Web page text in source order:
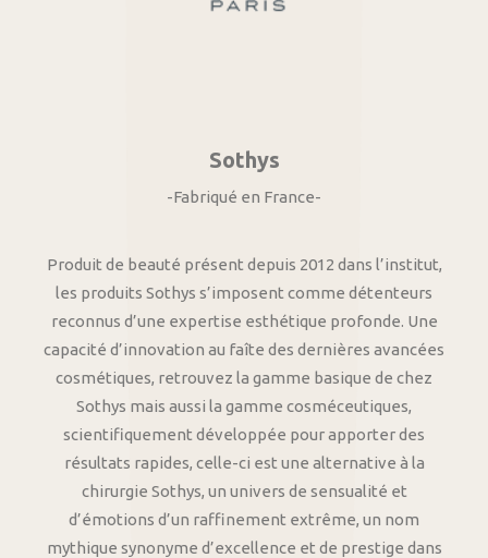
Sothys
-Fabriqué en France-
Produit de beauté présent depuis 2012 dans l’institut,
les produits Sothys s’imposent comme détenteurs
reconnus d’une expertise esthétique profonde. Une
capacité d’innovation au faîte des dernières avancées
cosmétiques, retrouvez la gamme basique de chez
Sothys mais aussi la gamme cosméceutiques,
scientifiquement développée pour apporter des
résultats rapides, celle-ci est une alternative à la
chirurgie Sothys, un univers de sensualité et
d’émotions d’un raffinement extrême, un nom
mythique synonyme d’excellence et de prestige dans